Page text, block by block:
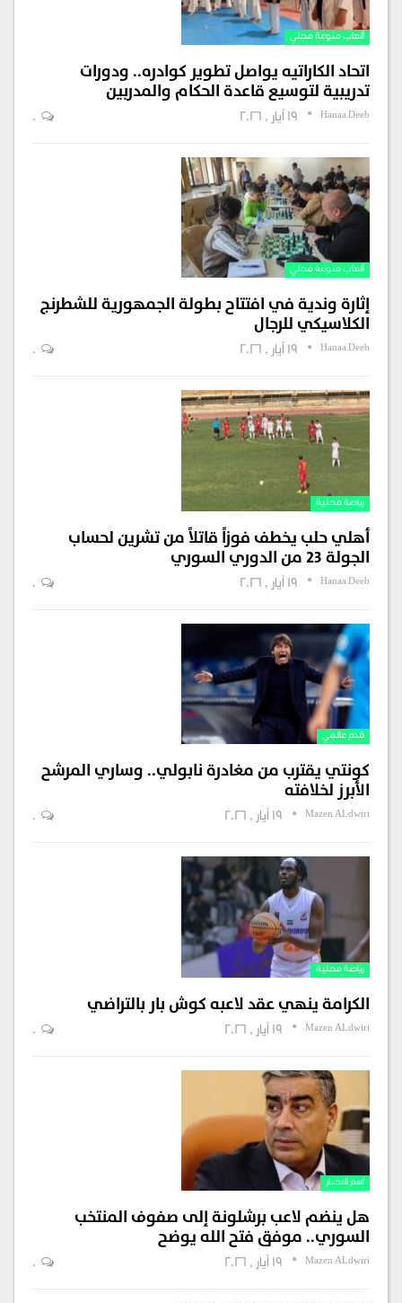
ألعاب منوعة محلي
اتحاد الكاراتيه يواصل تطوير كوادره.. ودورات
تدريبية لتوسيع قاعدة الحكام والمدربين
Hanaa Deeb 19 أيار , 2026 0
ألعاب منوعة محلي
إثارة وندية في افتتاح بطولة الجمهورية للشطرنج
الكلاسيكي للرجال
Hanaa Deeb 19 أيار , 2026 0
رياضة محلية
أهلي حلب يخطف فوزاً قاتلاً من تشرين لحساب
الجولة 23 من الدوري السوري
Hanaa Deeb 19 أيار , 2026 0
قدم عالمي
كونتي يقترب من مغادرة نابولي.. وساري المرشح
الأبرز لخلافته
Mazen ALdwiri 19 أيار , 2026 0
رياضة محلية
الكرامة ينهي عقد لاعبه كوش بار بالتراضي
Mazen ALdwiri 19 أيار , 2026 0
اهم الاخبار
هل ينضم لاعب برشلونة إلى صفوف المنتخب
السوري.. موفق فتح الله يوضح
Mazen ALdwiri 19 أيار , 2026 0